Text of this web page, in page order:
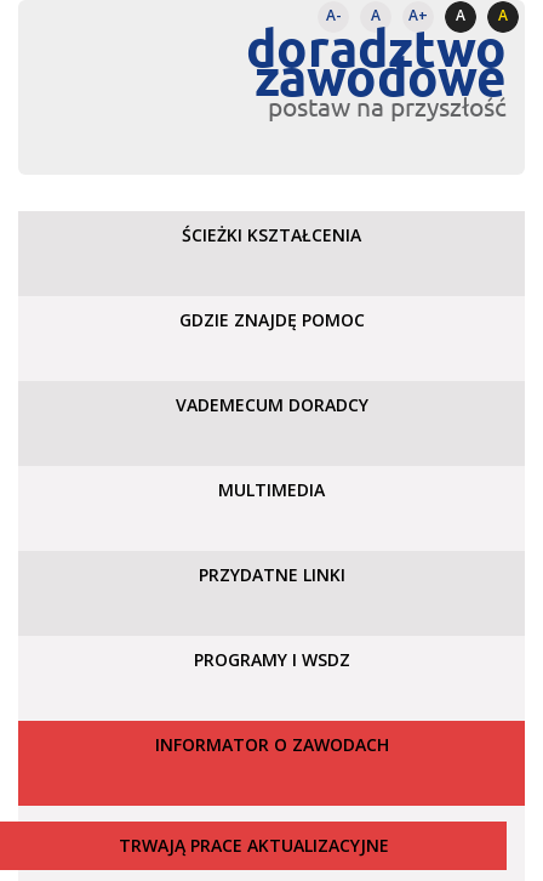
A- A A+ A A
doradztwo
zawodowe
postaw na przyszłość
ŚCIEŻKI KSZTAŁCENIA
GDZIE ZNAJDĘ POMOC
VADEMECUM DORADCY
MULTIMEDIA
PRZYDATNE LINKI
PROGRAMY I WSDZ
INFORMATOR O ZAWODACH
TRWAJĄ PRACE AKTUALIZACYJNE